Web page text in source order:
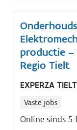
productie –
Regio Tielt
EXPERZA TIELT
Vaste jobs
Online sinds 5